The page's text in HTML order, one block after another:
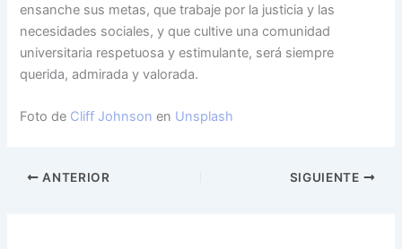
ensanche sus metas, que trabaje por la justicia y las
necesidades sociales, y que cultive una comunidad
universitaria respetuosa y estimulante, será siempre
querida, admirada y valorada.
Foto de Cliff Johnson en Unsplash
ANTERIOR SIGUIENTE